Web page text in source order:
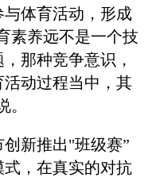
体育活动，形成
素养远不是一个技
那种竞争意识，
动过程当中，其
新推出"班级赛”
，在真实的对抗